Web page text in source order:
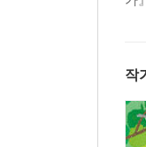
24개로
교토대
‘정말,
작